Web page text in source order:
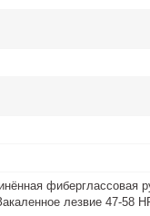
фиберглассовая
лезвие 47-58